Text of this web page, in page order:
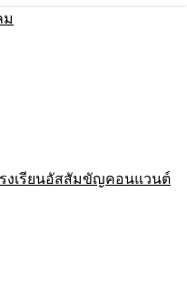
งเรียนอัสสัมขัญคอนแวนต์
ชพระคริสต
Ontme